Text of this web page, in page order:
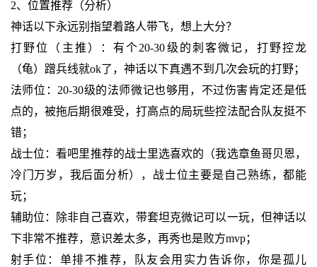
2、位置推荐（分析）
神话以下永远别指望着路人带飞，想上大分？
打野位（主推）：有个20-30级的刺客微记，打野控龙
（龟）蹭兵线就ok了，神话以下真遇不到几次会玩的打野；
法师位：20-30级的法师微记也够用，不过伤害肯定还是低
点的，被拖后期很难受，打高点的局玩些控法配合队友挺不
错；
战士位：看吧里推荐的战士里选喜欢的（我选章鱼哥贝恩，
冷门万岁，我后面分析），战士位主要是自己熟练，都能
玩；
辅助位：除非自己喜欢，带套坦克微记可以一玩，但神话以
下非常不推荐，意识差太多，再秀也是败方mvp；
射手位：单排不推荐，队友会用实力告诉你，你是孤儿